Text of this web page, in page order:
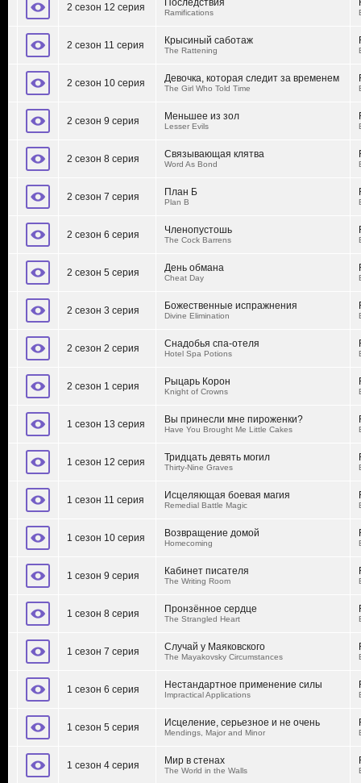
2 сезон 12 серия Последствия
Ramifications
2 сезон 11 серия Крысиный саботаж
The Rattening
2 сезон 10 серия Девочка, которая следит за временем
The Girl Who Told Time
2 сезон 9 серия Меньшее из зол
Lesser Evils
2 сезон 8 серия Связывающая клятва
Word As Bond
2 сезон 7 серия План Б
Plan B
2 сезон 6 серия Членопустошь
The Cock Barrens
2 сезон 5 серия День обмана
Cheat Day
2 сезон 3 серия Божественные испражнения
Divine Elimination
2 сезон 2 серия Снадобья спа-отеля
Hotel Spa Potions
2 сезон 1 серия Рыцарь Корон
Knight of Crowns
1 сезон 13 серия Вы принесли мне пироженки?
Have You Brought Me Little Cakes
1 сезон 12 серия Тридцать девять могил
Thirty-Nine Graves
1 сезон 11 серия Исцеляющая боевая магия
Remedial Battle Magic
1 сезон 10 серия Возвращение домой
Homecoming
1 сезон 9 серия Кабинет писателя
The Writing Room
1 сезон 8 серия Пронзённое сердце
The Strangled Heart
1 сезон 7 серия Случай у Маяковского
The Mayakovsky Circumstances
1 сезон 6 серия Нестандартное применение силы
Impractical Applications
1 сезон 5 серия Исцеление, серьезное и не очень
Mendings, Major and Minor
1 сезон 4 серия Мир в стенах
The World in the Walls